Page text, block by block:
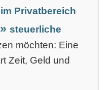
Privatbereich
steuerliche
möchten: Eine
Zeit, Geld und